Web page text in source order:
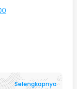
Selengkapnya